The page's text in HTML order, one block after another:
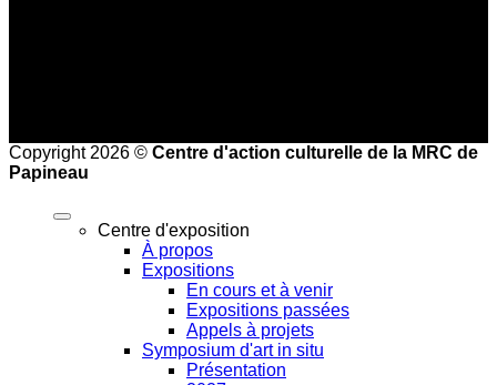
Copyright 2026 © Centre d'action culturelle de la MRC de
Papineau
Centre d'exposition
À propos
Expositions
En cours et à venir
Expositions passées
Appels à projets
Symposium d'art in situ
Présentation